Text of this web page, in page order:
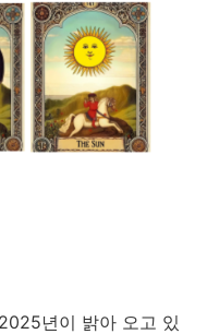
년이 밝아 오고 있